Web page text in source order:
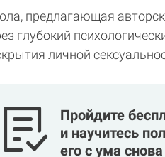
предлагающая
глубокий
личной
Пройдите
и научитесь
его с ума